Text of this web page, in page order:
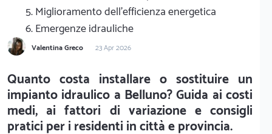
5. Miglioramento dell'efficienza energetica
6. Emergenze idrauliche
Valentina Greco 23 Apr 2026
Quanto costa installare o sostituire un
impianto idraulico a Belluno? Guida ai costi
medi, ai fattori di variazione e consigli
pratici per i residenti in città e provincia.